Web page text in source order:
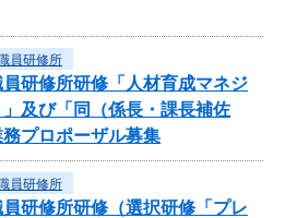
員研修所
員研修所研修「人材育成マネジ
及び「同（係長・課長補佐
プロポーザル募集
員研修所
員研修所研修（選択研修「プレ